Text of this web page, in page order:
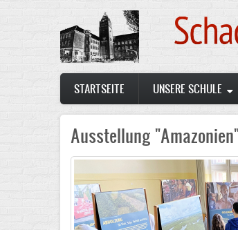
Main
navigation
STARTSEITE UNSERE SCHULE
Ausstellung